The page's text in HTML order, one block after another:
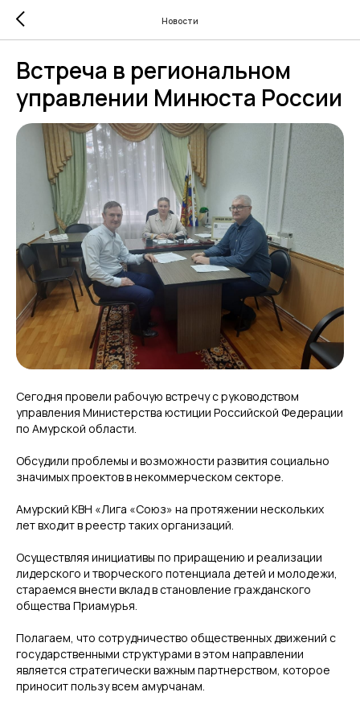
Новости
Встреча в региональном
управлении Минюста России
Сегодня провели рабочую встречу с руководством
управления Министерства юстиции Российской Федерации
по Амурской области.
Обсудили проблемы и возможности развития социально
значимых проектов в некоммерческом секторе.
Амурский КВН «Лига «Союз» на протяжении нескольких
лет входит в реестр таких организаций.
Осуществляя инициативы по приращению и реализации
лидерского и творческого потенциала детей и молодежи,
стараемся внести вклад в становление гражданского
общества Приамурья.
Полагаем, что сотрудничество общественных движений с
государственными структурами в этом направлении
является стратегически важным партнерством, которое
приносит пользу всем амурчанам.